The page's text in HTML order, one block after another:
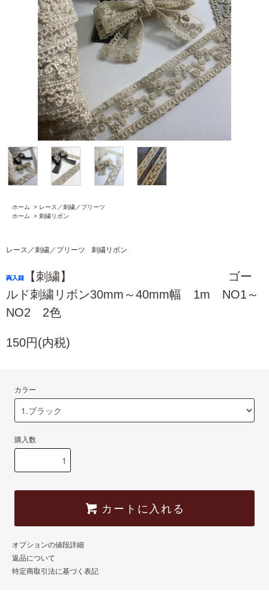
ホーム > レース／刺繍／プリーツ
ホーム
> 刺繍リボン
レース／刺繍／プリーツ 刺繍リボン
【刺繍】 ゴー
ルド刺繍リボン30mm～40mm幅 1m NO1～
NO2 2色
150円(内税)
カラー
購入数
カートに入れる
オプションの値段詳細
返品について
特定商取引法に基づく表記